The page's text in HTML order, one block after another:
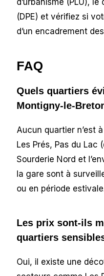
d’urbanisme (PLU),
(DPE) et vérifiez si
d’un encadrement
FAQ
Quels quartiers
Montigny-le-
Aucun quartier n’est
Les Prés, Pas du Lac
Sourderie Nord et
la gare sont à
ou en période
Les prix sont-ils
quartiers
Oui, il existe une